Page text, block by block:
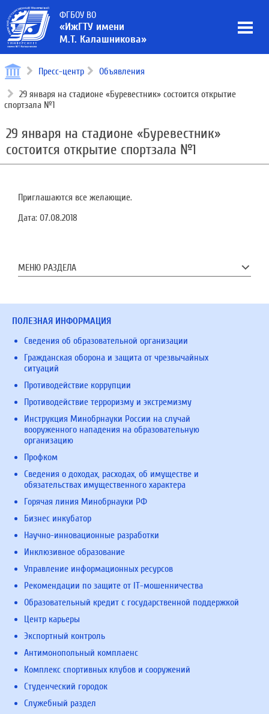
ФГБОУ ВО
«ИжГТУ имени
М.Т. Калашникова»
Пресс-центр Объявления
29 января на стадионе «Буревестник» состоится открытие
спортзала №1
29 января на стадионе «Буревестник»
состоится открытие спортзала №1
Приглашаются все желающие.
Дата: 07.08.2018
МЕНЮ РАЗДЕЛА
ПОЛЕЗНАЯ ИНФОРМАЦИЯ
Сведения об образовательной организации
Гражданская оборона и защита от чрезвычайных
ситуаций
Противодействие коррупции
Противодействие терроризму и экстремизму
Инструкция Минобрнауки России на случай
вооруженного нападения на образовательную
организацию
Профком
Сведения о доходах, расходах, об имуществе и
обязательствах имущественного характера
Горячая линия Минобрнауки РФ
Бизнес инкубатор
Научно-инновационные разработки
Инклюзивное образование
Управление информационных ресурсов
Рекомендации по защите от IT-мошенничества
Образовательный кредит с государственной поддержкой
Центр карьеры
Экспортный контроль
Антимонопольный комплаенс
Комплекс спортивных клубов и сооружений
Студенческий городок
Служебный раздел